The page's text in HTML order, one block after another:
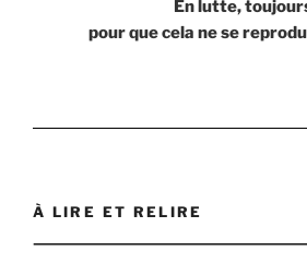
En lutte,
pour que cela ne se
À LIRE ET RELIRE